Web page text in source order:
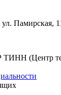
Памирская,
(Центр